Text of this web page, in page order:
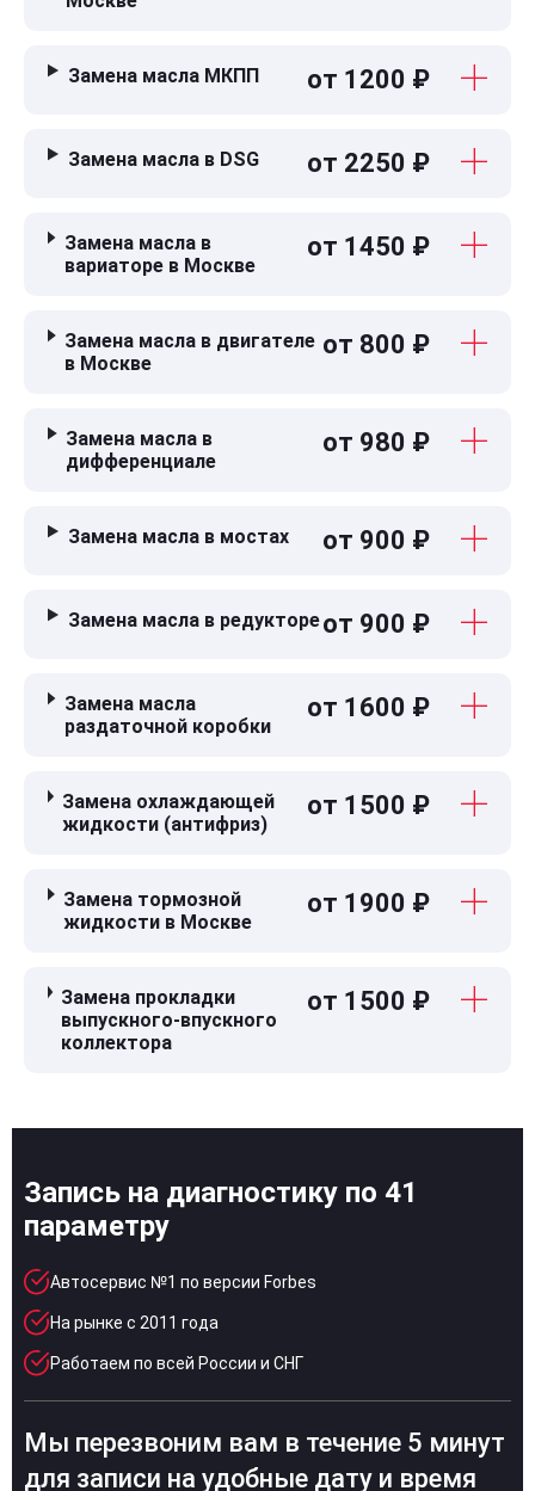
Замена масла МКПП от 1200 ₽
Замена масла в DSG от 2250 ₽
Замена масла в
вариаторе в Москве
от 1450 ₽
Замена масла в двигателе
в Москве
от 800 ₽
Замена масла в
дифференциале
от 980 ₽
Замена масла в мостах от 900 ₽
Замена масла в редуктореот 900 ₽
Замена масла
раздаточной коробки
от 1600 ₽
Замена охлаждающей
жидкости (антифриз)
от 1500 ₽
Замена тормозной
жидкости в Москве
от 1900 ₽
Замена прокладки
выпускного-впускного
коллектора
от 1500 ₽
Запись на диагностику по 41
параметру
Автосервис №1 по версии Forbes
На рынке с 2011 года
Работаем по всей России и СНГ
Мы перезвоним вам в течение 5 минут
для записи на удобные дату и время